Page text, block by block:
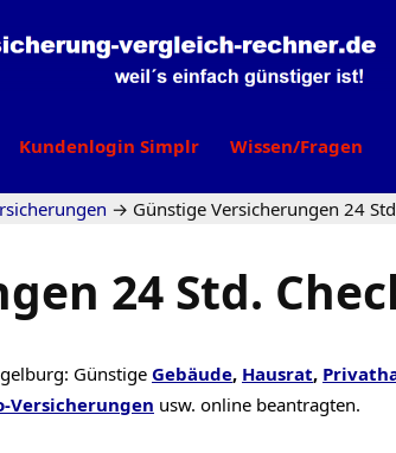
Kundenlogin Simplr Wissen/Fragen
→ Günstige Versicherungen 24
24 Std.
Günstige Gebäude, Hausrat,
Versicherungen usw. online beantragten.